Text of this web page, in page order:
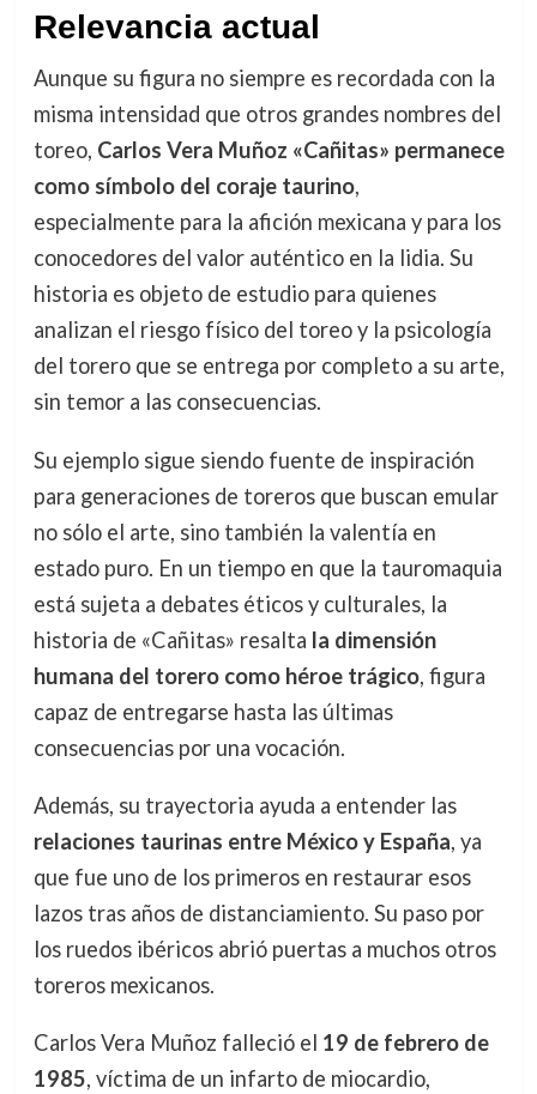
Relevancia actual
Aunque su figura no siempre es recordada con la
misma intensidad que otros grandes nombres del
toreo, Carlos Vera Muñoz «Cañitas» permanece
como símbolo del coraje taurino,
especialmente para la afición mexicana y para los
conocedores del valor auténtico en la lidia. Su
historia es objeto de estudio para quienes
analizan el riesgo físico del toreo y la psicología
del torero que se entrega por completo a su arte,
sin temor a las consecuencias.
Su ejemplo sigue siendo fuente de inspiración
para generaciones de toreros que buscan emular
no sólo el arte, sino también la valentía en
estado puro. En un tiempo en que la tauromaquia
está sujeta a debates éticos y culturales, la
historia de «Cañitas» resalta la dimensión
humana del torero como héroe trágico, figura
capaz de entregarse hasta las últimas
consecuencias por una vocación.
Además, su trayectoria ayuda a entender las
relaciones taurinas entre México y España, ya
que fue uno de los primeros en restaurar esos
lazos tras años de distanciamiento. Su paso por
los ruedos ibéricos abrió puertas a muchos otros
toreros mexicanos.
Carlos Vera Muñoz falleció el 19 de febrero de
1985, víctima de un infarto de miocardio,